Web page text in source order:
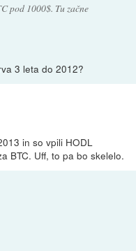
pod 1000$. Tu začne
3 leta do 2012?
in so vpili HODL
BTC. Uff, to pa bo skelelo.